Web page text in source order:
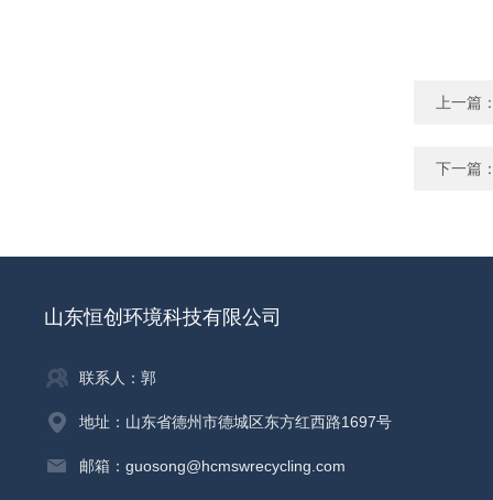
上一篇
下一篇
山东恒创环境科技有限公司
联系人：郭
地址：山东省德州市德城区东方红西路1697号
邮箱：guosong@hcmswrecycling.com